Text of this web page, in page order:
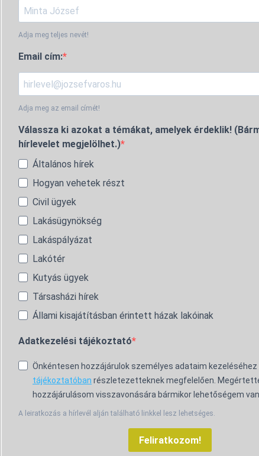
Adja meg teljes nevét!
Email cím:
Adja meg az email címét!
Válassza ki azokat a témákat, amelyek érdeklik!
hírlevelet megjelölhet.)
Általános hírek
Hogyan vehetek részt
Civil ügyek
Lakásügynökség
Lakáspályázat
Lakótér
Kutyás ügyek
Társasházi hírek
Állami kisajátításban érintett házak lakóinak
Adatkezelési tájékoztató
Önkéntesen hozzájárulok személyes adataim kezeléséhez
tájékoztatóban részletezetteknek megfelelően.
hozzájárulásom visszavonására bármikor lehetőségem van.
A leiratkozás a hírlevél alján található linkkel lesz lehetséges.
Feliratkozom!